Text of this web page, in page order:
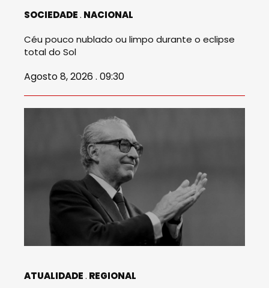
SOCIEDADE NACIONAL
Céu pouco nublado ou limpo durante o eclipse
total do Sol
Agosto 8, 2026 . 09:30
ATUALIDADE REGIONAL